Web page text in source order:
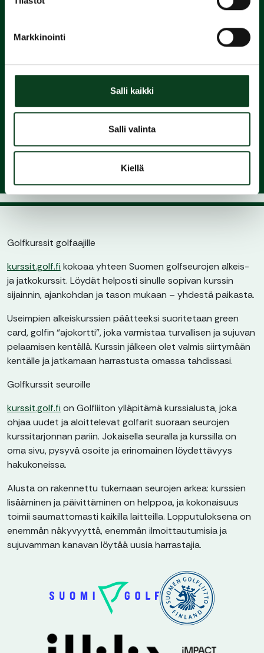
Markkinointi
Salli kaikki
Salli valinta
Kiellä
Green Card
3.
Liity
seuraan ja nauti pelaamisesta
Golfkurssit golfaajille
kurssit.golf.fi kokoaa yhteen Suomen golfseurojen alkeis-
ja jatkokurssit. Löydät helposti sinulle sopivan kurssin
sijainnin, ajankohdan ja tason mukaan – yhdestä paikasta.
Useimpien alkeiskurssien päätteeksi suoritetaan green
card, golfin “ajokortti”, joka varmistaa turvallisen ja sujuvan
pelaamisen kentällä. Kurssin jälkeen olet valmis siirtymään
kentälle ja jatkamaan harrastusta omassa tahdissasi.
Golfkurssit seuroille
kurssit.golf.fi on Golfliiton ylläpitämä kurssialusta, joka
ohjaa uudet ja aloittelevat golfarit suoraan seurojen
kurssitarjonnan pariin. Jokaisella seuralla ja kurssilla on
oma sivu, pysyvä osoite ja erinomainen löydettävyys
hakukoneissa.
Alusta on rakennettu tukemaan seurojen arkea: kurssien
lisääminen ja päivittäminen on helppoa, ja kokonaisuus
toimii saumattomasti kaikilla laitteilla. Lopputuloksena on
enemmän näkyvyyttä, enemmän ilmoittautumisia ja
sujuvamman kanavan löytää uusia harrastajia.